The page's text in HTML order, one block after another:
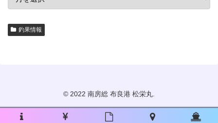
釣果情報
© 2022 南房総 布良港 松栄丸.